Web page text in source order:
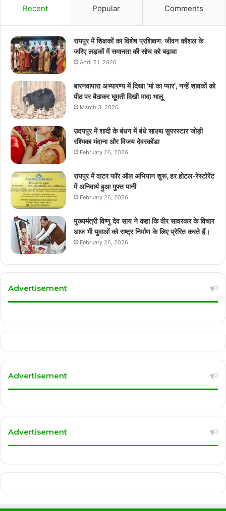
Recent Popular Comments
रायपुर में शिक्षकों का विशेष प्रशिक्षण: जीवन कौशल के
जरिए लड़कों में समानता की सोच को बढ़ावा
April 21, 2026
बारनवापारा अभ्यारण्य में दिखा ‘मां का प्यार’, नन्हें शावकों को
पीठ पर बैठाकर घूमती दिखी मादा भालू
March 3, 2026
उदयपुर में शादी के बंधन में बंधे साउथ सुपरस्टार जोड़ी
रश्मिका मंदाना और विजय देवरकोंडा
February 26, 2026
रायपुर में वाटर फॉर ऑल अभियान शुरू, हर होटल-रेस्टोरेंट
में अनिवार्य हुआ मुफ्त पानी
February 26, 2026
मुख्यमंत्री विष्णु देव साय ने कहा कि वीर सावरकर के विचार
आज भी युवाओं को राष्ट्र निर्माण के लिए प्रेरित करते हैं।
February 26, 2026
Advertisement
Advertisement
Advertisement